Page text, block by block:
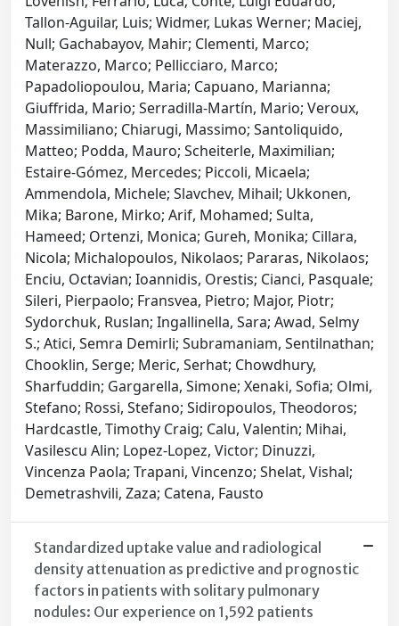
Tallon-Aguilar, Luis; Widmer, Lukas Werner; Maciej,
Null; Gachabayov, Mahir; Clementi, Marco;
Materazzo, Marco; Pellicciaro, Marco;
Papadoliopoulou, Maria; Capuano, Marianna;
Giuffrida, Mario; Serradilla-Martín, Mario; Veroux,
Massimiliano; Chiarugi, Massimo; Santoliquido,
Matteo; Podda, Mauro; Scheiterle, Maximilian;
Estaire-Gómez, Mercedes; Piccoli, Micaela;
Ammendola, Michele; Slavchev, Mihail; Ukkonen,
Mika; Barone, Mirko; Arif, Mohamed; Sulta,
Hameed; Ortenzi, Monica; Gureh, Monika; Cillara,
Nicola; Michalopoulos, Nikolaos; Pararas, Nikolaos;
Enciu, Octavian; Ioannidis, Orestis; Cianci, Pasquale;
Sileri, Pierpaolo; Fransvea, Pietro; Major, Piotr;
Sydorchuk, Ruslan; Ingallinella, Sara; Awad, Selmy
S.; Atici, Semra Demirli; Subramaniam, Sentilnathan;
Chooklin, Serge; Meric, Serhat; Chowdhury,
Sharfuddin; Gargarella, Simone; Xenaki, Sofia; Olmi,
Stefano; Rossi, Stefano; Sidiropoulos, Theodoros;
Hardcastle, Timothy Craig; Calu, Valentin; Mihai,
Vasilescu Alin; Lopez-Lopez, Victor; Dinuzzi,
Vincenza Paola; Trapani, Vincenzo; Shelat, Vishal;
Demetrashvili, Zaza; Catena, Fausto
Standardized uptake value and radiological
density attenuation as predictive and prognostic
factors in patients with solitary pulmonary
nodules: Our experience on 1,592 patients